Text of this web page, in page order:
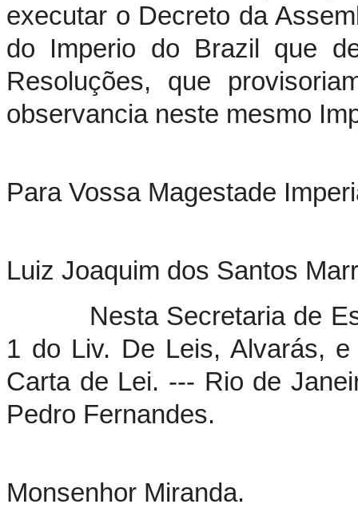
executar o Decreto da
do Imperio do Brazil que
Resoluções, que
observancia neste mesmo
Para Vossa Magestade
Luiz Joaquim dos Santos
Nesta Secretaria de
1 do Liv. De Leis, Alvarás,
Carta de Lei. --- Rio de
Pedro Fernandes.
Monsenhor Miranda.